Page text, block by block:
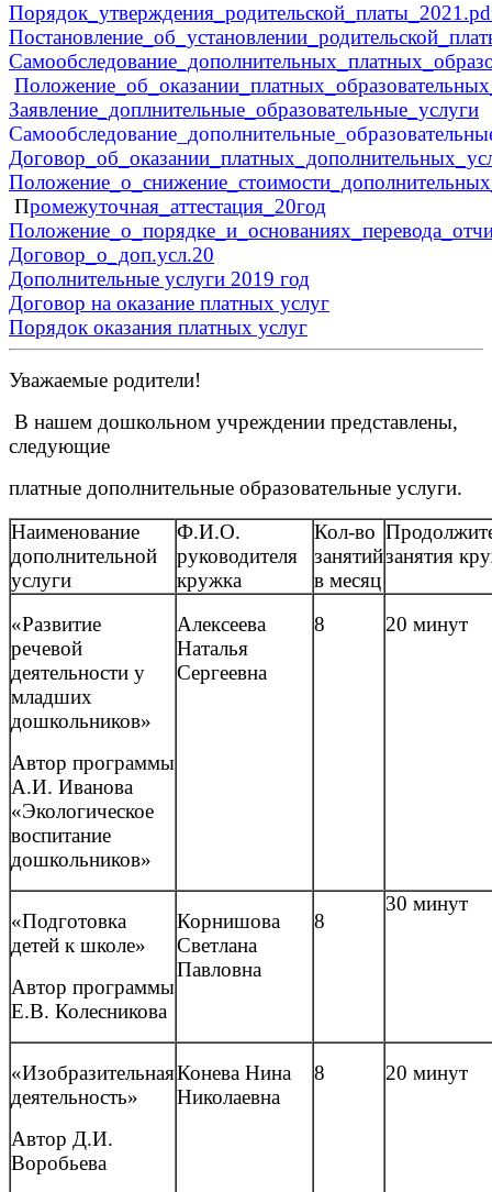
Заявление_доплнительные_образовательные_услуги
Промежуточная_аттестация_20год
Договор_о_доп.усл.20
Дополнительные услуги 2019 год
Договор на оказание платных услуг
Порядок оказания платных услуг
Уважаемые родители!
В нашем дошкольном учреждении представлены,
следующие
платные дополнительные образовательные услуги.
Наименование
дополнительной
услуги
Ф.И.О.
руководителя
кружка
Кол-во
занятий
в месяц
занятия
«Развитие
речевой
деятельности у
младших
дошкольников»
Автор программы
А.И. Иванова
«Экологическое
воспитание
дошкольников»
Алексеева
Наталья
Сергеевна
8 20 минут
«Подготовка
детей к школе»
Автор программы
Е.В. Колесникова
Корнишова
Светлана
Павловна
8
30 минут
«Изобразительная
деятельность»
Автор Д.И.
Воробьева
Конева Нина
Николаевна
8 20 минут